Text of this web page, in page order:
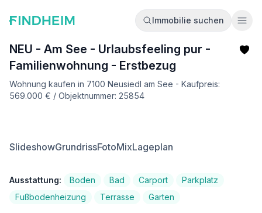
Immobilie suchen
NEU - Am See - Urlaubsfeeling pur -
Familienwohnung - Erstbezug
Wohnung kaufen in 7100 Neusiedl am See - Kaufpreis:
569.000 € / Objektnummer: 25854
SlideshowGrundrissFotoMixLageplan
Ausstattung: Boden Bad Carport
Parkplatz
Fußbodenheizung
Terrasse Garten